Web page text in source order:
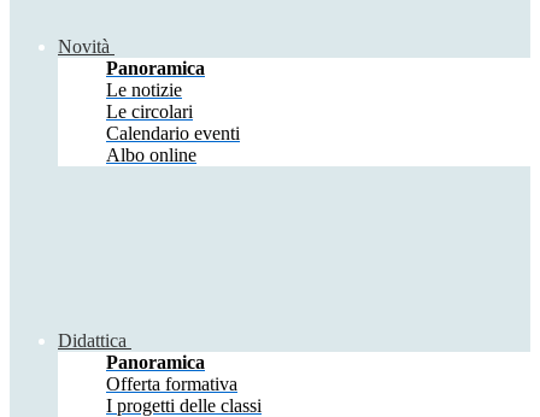
Novità
Panoramica
Le notizie
Le circolari
Calendario eventi
Albo online
Didattica
Panoramica
Offerta formativa
I progetti delle classi